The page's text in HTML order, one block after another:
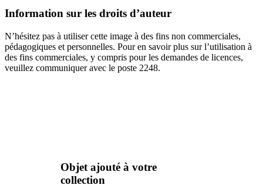
Information sur les droits d’auteur
N’hésitez pas à utiliser cette image à des fins non commerciales,
pédagogiques et personnelles. Pour en savoir plus sur l’utilisation à
des fins commerciales, y compris pour les demandes de licences,
veuillez communiquer avec le poste 2248.
Objet ajouté à votre
collection